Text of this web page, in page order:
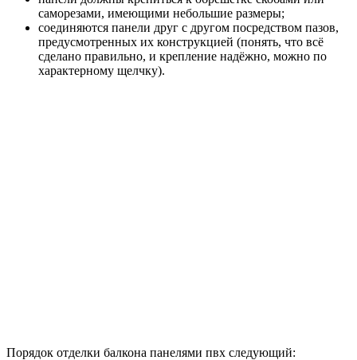
саморезами, имеющими небольшие размеры;
соединяются панели друг с другом посредством пазов,
предусмотренных их конструкцией (понять, что всё
сделано правильно, и крепление надёжно, можно по
характерному щелчку).
Порядок отделки балкона панелями пвх следующий: